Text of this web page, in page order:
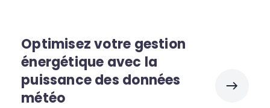
Optimisez votre gestion
énergétique avec la
puissance des données
météo